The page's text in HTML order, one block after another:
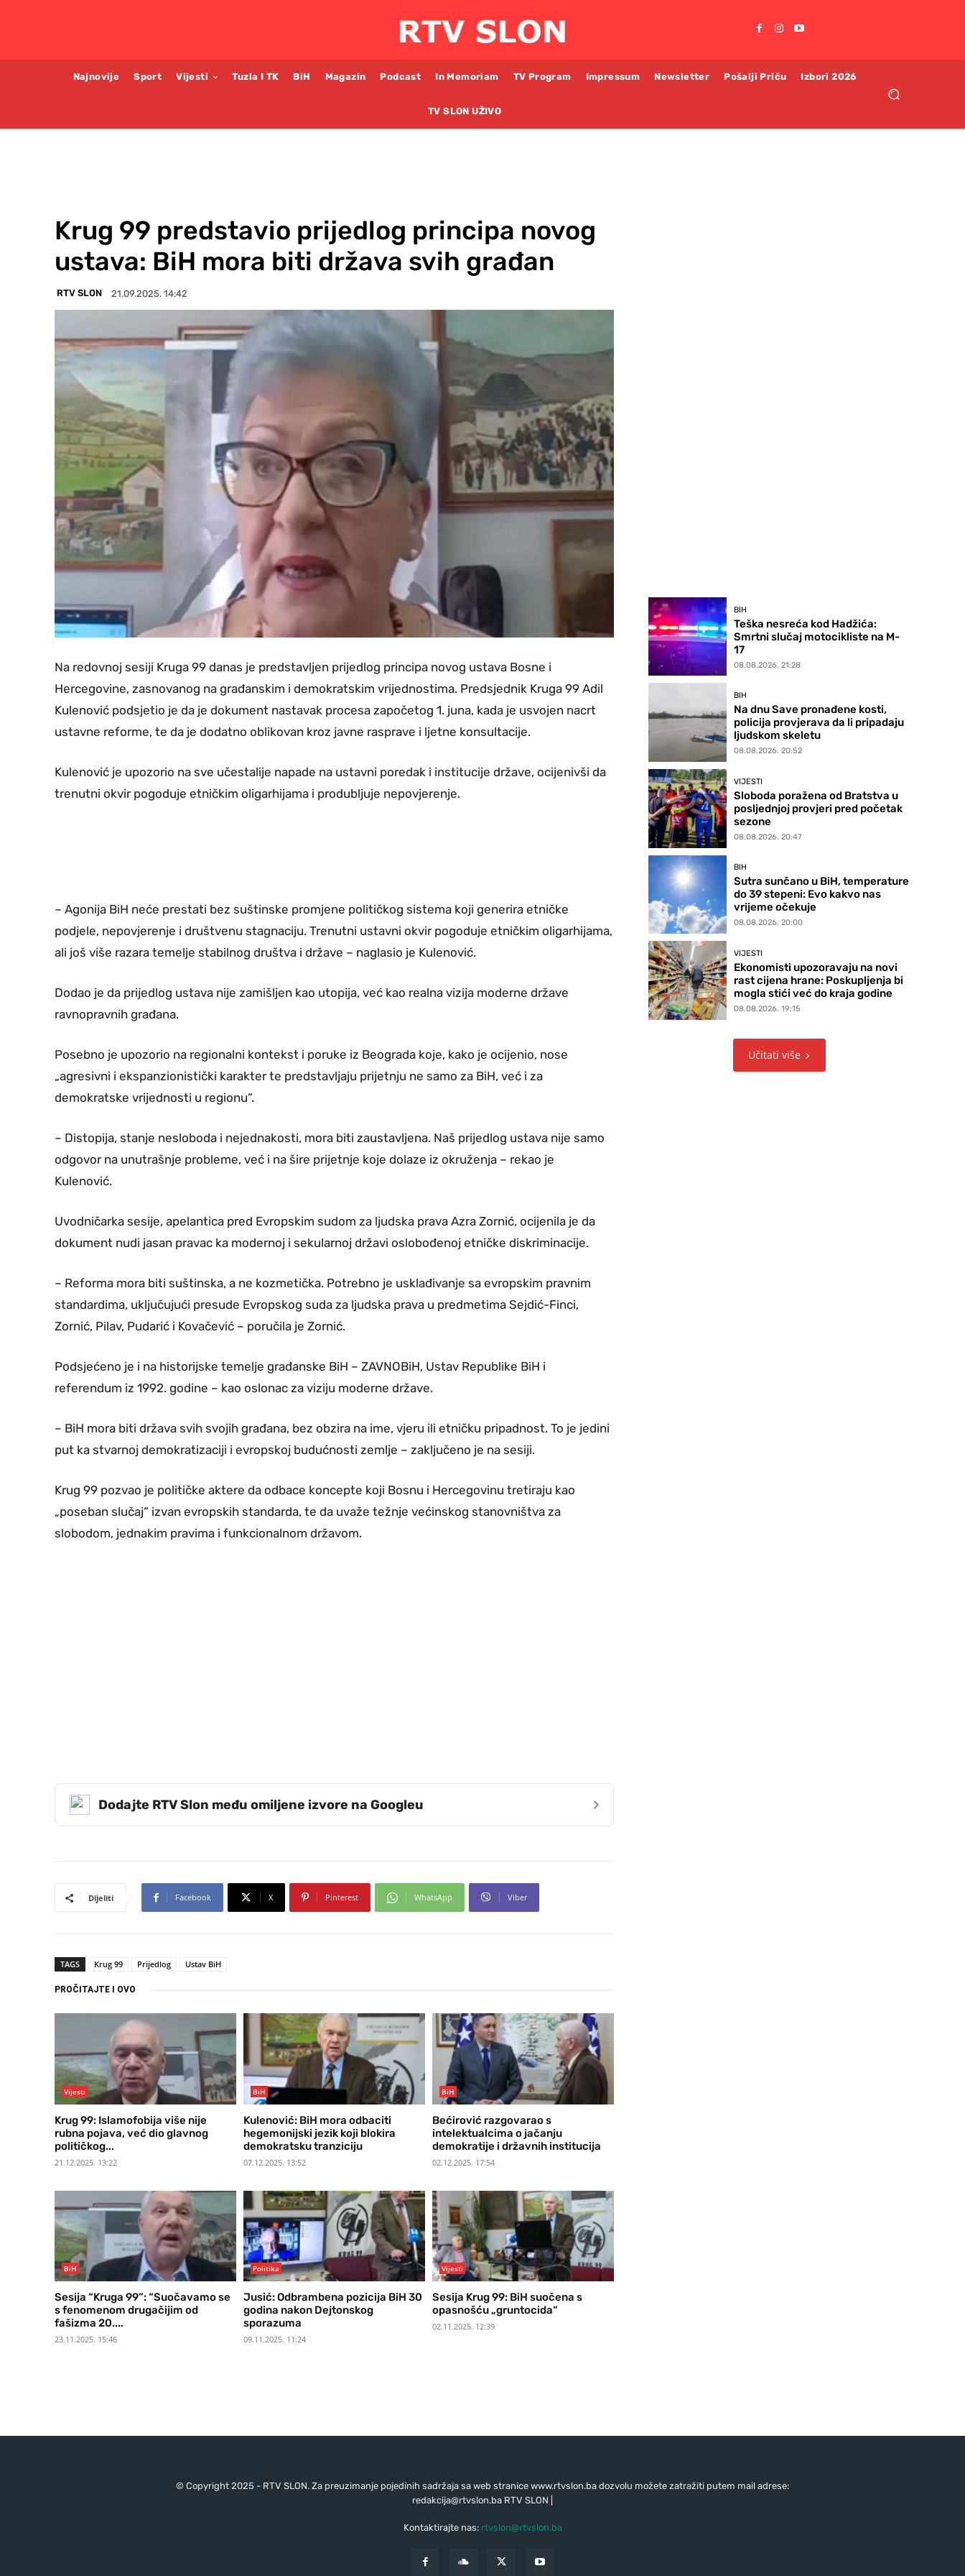
Najnovije Sport Vijesti Tuzla I TK BiH Magazin Podcast In Memoriam TV Program Impressum Newsletter Pošalji Priču Izbori 2026
TV SLON UŽIVO
Krug 99 predstavio prijedlog principa novog
ustava: BiH mora biti država svih građan
RTV SLON 21.09.2025. 14:42
Na redovnoj sesiji Kruga 99 danas je predstavljen prijedlog principa novog ustava Bosne i
Hercegovine, zasnovanog na građanskim i demokratskim vrijednostima. Predsjednik Kruga 99 Adil
Kulenović podsjetio je da je dokument nastavak procesa započetog 1. juna, kada je usvojen nacrt
ustavne reforme, te da je dodatno oblikovan kroz javne rasprave i ljetne konsultacije.
Kulenović je upozorio na sve učestalije napade na ustavni poredak i institucije države, ocijenivši da
trenutni okvir pogoduje etničkim oligarhijama i produbljuje nepovjerenje.
– Agonija BiH neće prestati bez suštinske promjene političkog sistema koji generira etničke
podjele, nepovjerenje i društvenu stagnaciju. Trenutni ustavni okvir pogoduje etničkim oligarhijama,
ali još više razara temelje stabilnog društva i države – naglasio je Kulenović.
Dodao je da prijedlog ustava nije zamišljen kao utopija, već kao realna vizija moderne države
ravnopravnih građana.
Posebno je upozorio na regionalni kontekst i poruke iz Beograda koje, kako je ocijenio, nose
„agresivni i ekspanzionistički karakter te predstavljaju prijetnju ne samo za BiH, već i za
demokratske vrijednosti u regionu“.
– Distopija, stanje nesloboda i nejednakosti, mora biti zaustavljena. Naš prijedlog ustava nije samo
odgovor na unutrašnje probleme, već i na šire prijetnje koje dolaze iz okruženja – rekao je
Kulenović.
Uvodničarka sesije, apelantica pred Evropskim sudom za ljudska prava Azra Zornić, ocijenila je da
dokument nudi jasan pravac ka modernoj i sekularnoj državi oslobođenoj etničke diskriminacije.
– Reforma mora biti suštinska, a ne kozmetička. Potrebno je usklađivanje sa evropskim pravnim
standardima, uključujući presude Evropskog suda za ljudska prava u predmetima Sejdić-Finci,
Zornić, Pilav, Pudarić i Kovačević – poručila je Zornić.
Podsjećeno je i na historijske temelje građanske BiH – ZAVNOBiH, Ustav Republike BiH i
referendum iz 1992. godine – kao oslonac za viziju moderne države.
– BiH mora biti država svih svojih građana, bez obzira na ime, vjeru ili etničku pripadnost. To je jedini
put ka stvarnoj demokratizaciji i evropskoj budućnosti zemlje – zaključeno je na sesiji.
Krug 99 pozvao je političke aktere da odbace koncepte koji Bosnu i Hercegovinu tretiraju kao
„poseban slučaj“ izvan evropskih standarda, te da uvaže težnje većinskog stanovništva za
slobodom, jednakim pravima i funkcionalnom državom.
Dodajte RTV Slon među omiljene izvore na Googleu ›
Dijeliti Facebook X Pinterest WhatsApp Viber
TAGS Krug 99 Prijedlog Ustav BiH
PROČITAJTE I OVO
Vijesti
Krug 99: Islamofobija više nije
rubna pojava, već dio glavnog
političkog...
21.12.2025. 13:22
BiH
Kulenović: BiH mora odbaciti
hegemonijski jezik koji blokira
demokratsku tranziciju
07.12.2025. 13:52
BiH
Bećirović razgovarao s
intelektualcima o jačanju
demokratije i državnih institucija
02.12.2025. 17:54
BiH
Sesija “Kruga 99”: “Suočavamo se
s fenomenom drugačijim od
fašizma 20....
23.11.2025. 15:46
Politika
Jusić: Odbrambena pozicija BiH 30
godina nakon Dejtonskog
sporazuma
09.11.2025. 11:24
Vijesti
Sesija Krug 99: BiH suočena s
opasnošću „gruntocida“
02.11.2025. 12:39
BIH
Teška nesreća kod Hadžića:
Smrtni slučaj motocikliste na M-
17
08.08.2026. 21:28
BIH
Na dnu Save pronađene kosti,
policija provjerava da li pripadaju
ljudskom skeletu
08.08.2026. 20:52
VIJESTI
Sloboda poražena od Bratstva u
posljednjoj provjeri pred početak
sezone
08.08.2026. 20:47
BIH
Sutra sunčano u BiH, temperature
do 39 stepeni: Evo kakvo nas
vrijeme očekuje
08.08.2026. 20:00
VIJESTI
Ekonomisti upozoravaju na novi
rast cijena hrane: Poskupljenja bi
mogla stići već do kraja godine
08.08.2026. 19:15
Učitati više
© Copyright 2025 - RTV SLON. Za preuzimanje pojedinih sadržaja sa web stranice www.rtvslon.ba dozvolu možete zatražiti putem mail adrese:
redakcija@rtvslon.baRTV SLON |
Kontaktirajte nas: rtvslon@rtvslon.ba